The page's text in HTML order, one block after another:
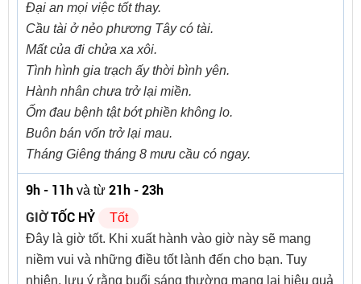
Đại an mọi việc tốt thay.
Cầu tài ở nẻo phương Tây có tài.
Mất của đi chửa xa xôi.
Tình hình gia trạch ấy thời bình yên.
Hành nhân chưa trở lại miền.
Ốm đau bệnh tật bớt phiền không lo.
Buôn bán vốn trở lại mau.
Tháng Giêng tháng 8 mưu cầu có ngay.
9h - 11h và từ 21h - 23h
GIỜTỐC HỶ
Tốt
Đây là giờ tốt. Khi xuất hành vào giờ này sẽ mang
niềm vui và những điều tốt lành đến cho bạn. Tuy
nhiên, lưu ý rằng buổi sáng thường mang lại hiệu quả